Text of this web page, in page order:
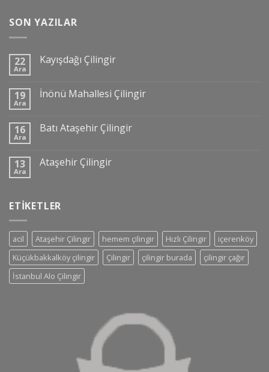
SON YAZILAR
22
Ara
Kayışdağı Çilingir
19
Ara
İnönü Mahallesi Çilingir
16
Ara
Batı Ataşehir Çilingir
13
Ara
Ataşehir Çilingir
ETIKETLER
acil Ataşehir Çilingir hemem çilingir Hızlı Çilingir
içerenköy
Küçükbakkalköy çilingir
Çilingir çilingir burada
çilingir çağır
İstanbul Alo Çilingir